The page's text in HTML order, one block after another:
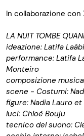
In collaborazione con
LA NUIT TOMBE
ideazione: Latifa
performance: Latifa
Monteiro
composizione
scene - Costumi:
figure: Nadia Lauro et
luci: Chloé Bouju
tecnico del suono: